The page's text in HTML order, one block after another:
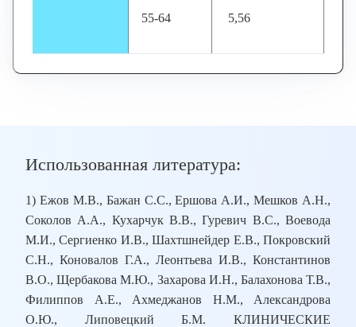
55-64 5,56
Использованная литература:
1) Ежов М.В., Бажан С.С., Ершова А.И., Мешков А.Н.,
Соколов А.А., Кухарчук В.В., Гуревич В.С., Воевода
М.И., Сергиенко И.В., Шахтшнейдер Е.В., Покровский
С.Н., Коновалов Г.А., Леонтьева И.В., Константинов
В.О., Щербакова М.Ю., Захарова И.Н., Балахонова Т.В.,
Филиппов А.Е., Ахмеджанов Н.М., Александрова
О.Ю., Липовецкий Б.М. КЛИНИЧЕСКИЕ